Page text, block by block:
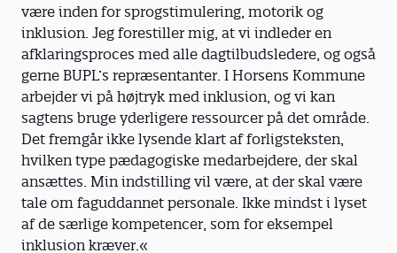
være inden for sprogstimulering, motorik og
inklusion. Jeg forestiller mig, at vi indleder en
afklaringsproces med alle dagtilbudsledere, og også
gerne BUPL’s repræsentanter. I Horsens Kommune
arbejder vi på højtryk med inklusion, og vi kan
sagtens bruge yderligere ressourcer på det område.
Det fremgår ikke lysende klart af forligsteksten,
hvilken type pædagogiske medarbejdere, der skal
ansættes. Min indstilling vil være, at der skal være
tale om faguddannet personale. Ikke mindst i lyset
af de særlige kompetencer, som for eksempel
inklusion kræver.«